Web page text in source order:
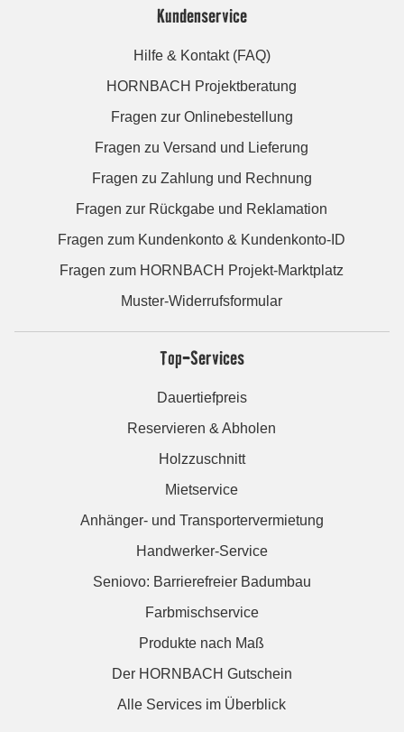
Kundenservice
Hilfe & Kontakt (FAQ)
HORNBACH Projektberatung
Fragen zur Onlinebestellung
Fragen zu Versand und Lieferung
Fragen zu Zahlung und Rechnung
Fragen zur Rückgabe und Reklamation
Fragen zum Kundenkonto & Kundenkonto-ID
Fragen zum HORNBACH Projekt-Marktplatz
Muster-Widerrufsformular
Top-Services
Dauertiefpreis
Reservieren & Abholen
Holzzuschnitt
Mietservice
Anhänger- und Transportervermietung
Handwerker-Service
Seniovo: Barrierefreier Badumbau
Farbmischservice
Produkte nach Maß
Der HORNBACH Gutschein
Alle Services im Überblick